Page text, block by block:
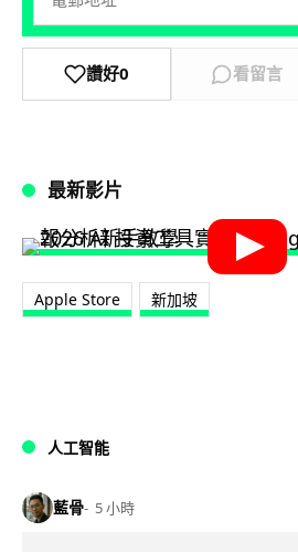
讚好0 看留言
最新影片
Apple Store 新加坡
人工智能
藍骨 5 小時